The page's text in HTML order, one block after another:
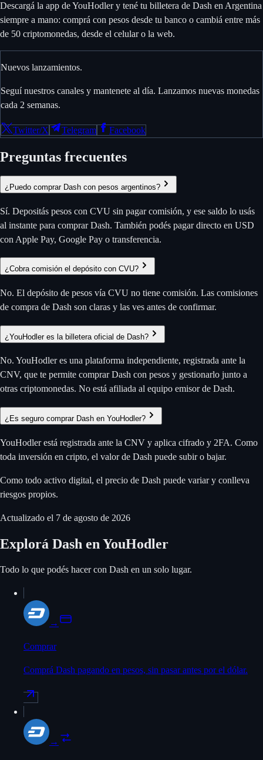
Descargá la app de YouHodler y tené tu billetera de Dash en Argentina
siempre a mano: comprá con pesos desde tu banco o cambiá entre más
de 50 criptomonedas, desde el celular o la web.
Nuevos lanzamientos.
Seguí nuestros canales y mantenete al día. Lanzamos nuevas monedas
cada 2 semanas.
Twitter/X Telegram Facebook
Preguntas frecuentes
¿Puedo comprar Dash con pesos argentinos?
Sí. Depositás pesos con CVU sin pagar comisión, y ese saldo lo usás
al instante para comprar Dash. También podés pagar directo en USD
con Apple Pay, Google Pay o transferencia.
¿Cobra comisión el depósito con CVU?
No. El depósito de pesos vía CVU no tiene comisión. Las comisiones
de compra de Dash son claras y las ves antes de confirmar.
¿YouHodler es la billetera oficial de Dash?
No. YouHodler es una plataforma independiente, registrada ante la
CNV, que te permite comprar Dash con pesos y gestionarlo junto a
otras criptomonedas. No está afiliada al equipo emisor de Dash.
¿Es seguro comprar Dash en YouHodler?
YouHodler está registrada ante la CNV y aplica cifrado y 2FA. Como
toda inversión en cripto, el valor de Dash puede subir o bajar.
Como todo activo digital, el precio de Dash puede variar y conlleva
riesgos propios.
Actualizado el 7 de agosto de 2026
Explorá Dash en YouHodler
Todo lo que podés hacer con Dash en un solo lugar.
→
Comprar
Comprá Dash pagando en pesos, sin pasar antes por el dólar.
→